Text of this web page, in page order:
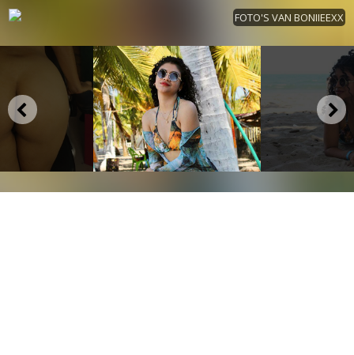
FOTO'S VAN BONIIEEXX